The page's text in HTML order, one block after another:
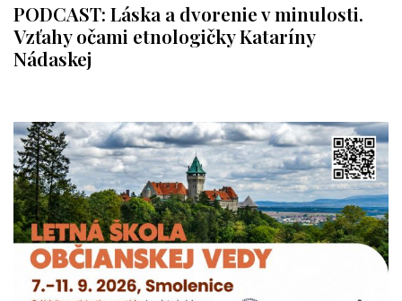
PODCAST: Láska a dvorenie v minulosti.
Vzťahy očami etnologičky Kataríny
Nádaskej